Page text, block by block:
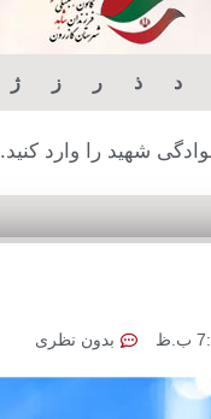
د ذ ر ز ژ
شهید را وارد کنید.
بدون نظری